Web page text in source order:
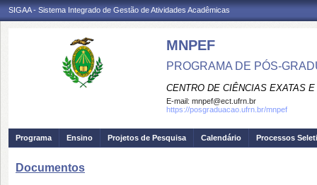
SIGAA - Sistema Integrado de Gestão de Atividades Acadêmicas
MNPEF
PROGRAMA DE PÓS-
CENTRO DE CIÊNCIAS EXATAS
E-mail: mnpef@ect.ufrn.br
https://posgraduacao.ufrn.br/mnpef
Programa Ensino Projetos de Pesquisa Calendário Processos
Documentos